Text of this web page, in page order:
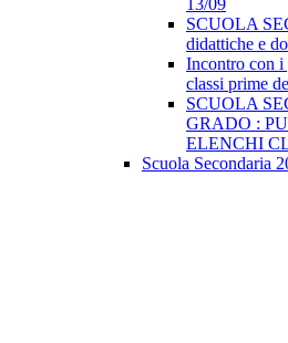
13/09
SCUOLA
didattiche e
Incontro con
classi prime
SCUOLA
GRADO :
ELENCHI
Scuola Secondaria